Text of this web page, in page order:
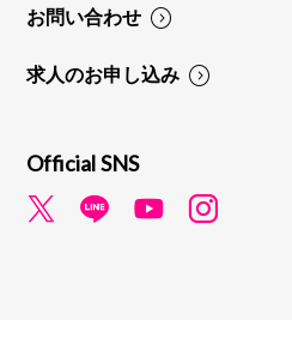
お問い合わせ
求人のお申し込み
Official SNS